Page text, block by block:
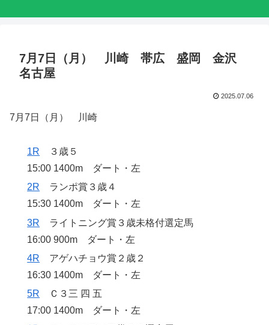
7月7日（月） 川崎 帯広 盛岡 金沢
名古屋
2025.07.06
7月7日（月） 川崎
1R ３歳５
15:00 1400m ダート・左
2R ランポ賞３歳４
15:30 1400m ダート・左
3R ライトニング賞３歳未格付選定馬
16:00 900m ダート・左
4R アゲハチョウ賞２歳２
16:30 1400m ダート・左
5R Ｃ３三 四 五
17:00 1400m ダート・左